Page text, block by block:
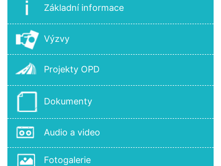
Základní informace
Výzvy
Projekty OPD
Dokumenty
Audio a video
Fotogalerie